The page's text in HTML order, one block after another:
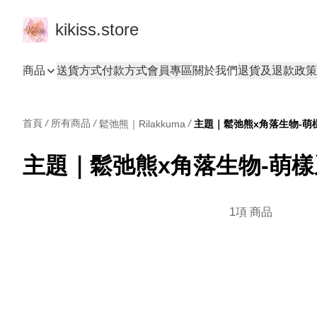
kikiss.store
商品 送貨方式付款方式會員專區關於我們退貨及退款政策
首頁 / 所有商品 / 鬆弛熊｜Rilakkuma /
主題｜鬆弛熊x角落生物-萌樣
1項 商品